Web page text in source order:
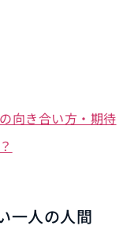
向き合い方・期待
一人の人間